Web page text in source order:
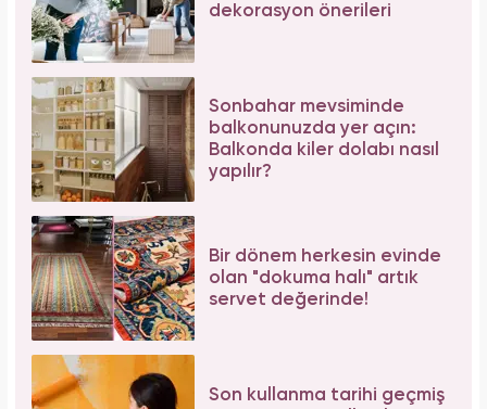
dekorasyon önerileri
Sonbahar mevsiminde
balkonunuzda yer açın:
Balkonda kiler dolabı nasıl
yapılır?
Bir dönem herkesin evinde
olan "dokuma halı" artık
servet değerinde!
Son kullanma tarihi geçmiş